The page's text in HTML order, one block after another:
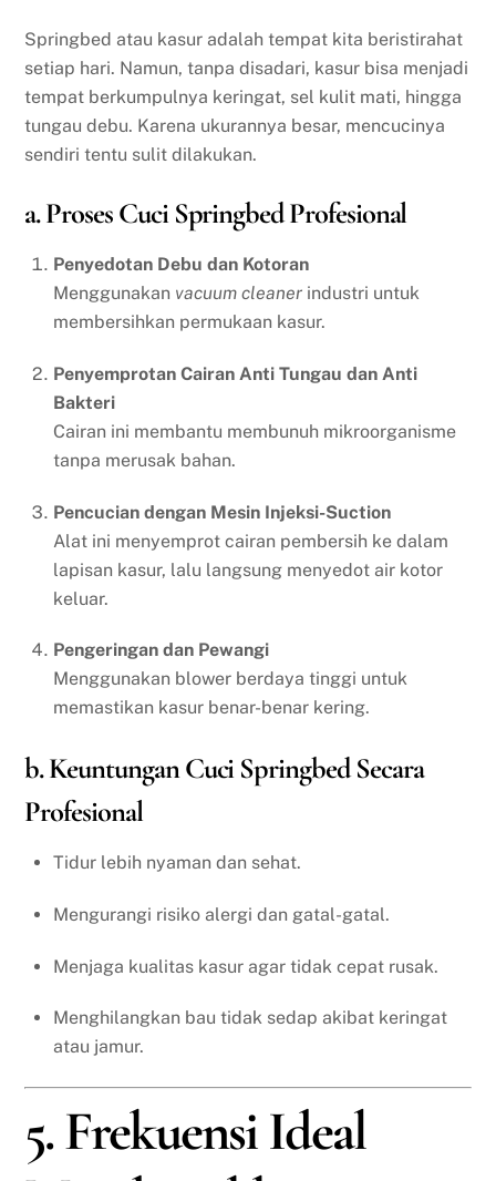
Springbed atau kasur adalah tempat kita beristirahat
setiap hari. Namun, tanpa disadari, kasur bisa menjadi
tempat berkumpulnya keringat, sel kulit mati, hingga
tungau debu. Karena ukurannya besar, mencucinya
sendiri tentu sulit dilakukan.
a. Proses Cuci Springbed Profesional
Penyedotan Debu dan Kotoran
Menggunakan vacuum cleaner industri untuk
membersihkan permukaan kasur.
Penyemprotan Cairan Anti Tungau dan Anti
Bakteri
Cairan ini membantu membunuh mikroorganisme
tanpa merusak bahan.
Pencucian dengan Mesin Injeksi-Suction
Alat ini menyemprot cairan pembersih ke dalam
lapisan kasur, lalu langsung menyedot air kotor
keluar.
Pengeringan dan Pewangi
Menggunakan blower berdaya tinggi untuk
memastikan kasur benar-benar kering.
b. Keuntungan Cuci Springbed Secara
Profesional
Tidur lebih nyaman dan sehat.
Mengurangi risiko alergi dan gatal-gatal.
Menjaga kualitas kasur agar tidak cepat rusak.
Menghilangkan bau tidak sedap akibat keringat
atau jamur.
5. Frekuensi Ideal